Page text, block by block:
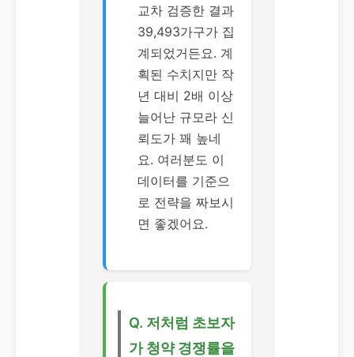
교차 검증한 결과
39,493가구가 집
계되었거든요. 계
획된 수치지만 작
년 대비 2배 이상
늘어난 규모라 신
뢰도가 꽤 높네
요. 여러분도 이
데이터를 기준으
로 전략을 짜보시
면 좋겠어요.
Q. 저처럼 초보자
가 청약 경쟁률을